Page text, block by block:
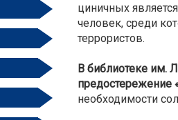
циничных
человек, среди
террористов.
В библиотеке им.
предостережение
необходимости